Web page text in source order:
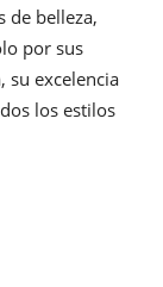
de belleza,
por sus
su excelencia
los estilos